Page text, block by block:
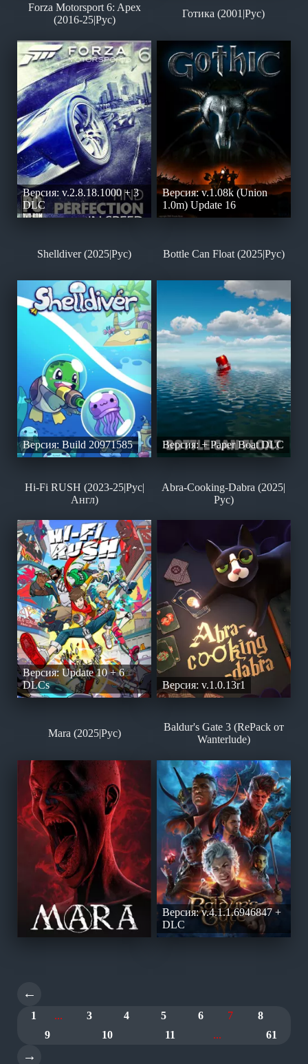
Forza Motorsport 6: Apex
(2016-25|Рус)
Версия: v.2.8.18.1000 + 3
DLC
Готика (2001|Рус)
Версия: v.1.08k (Union
1.0m) Update 16
Shelldiver (2025|Рус)
Версия: Build 20971585
Bottle Can Float (2025|Рус)
Версия: + Paper Boat DLC
Hi-Fi RUSH (2023-25|Рус|
Англ)
Версия: Update 10 + 6
DLCs
Abra-Cooking-Dabra (2025|
Рус)
Версия: v.1.0.13r1
Mara (2025|Рус)
Baldur's Gate 3 (RePack от
Wanterlude)
Версия: v.4.1.1.6946847 +
DLC
←
1 ... 3 4 5 6 7
8
9
10 11 ... 61
→